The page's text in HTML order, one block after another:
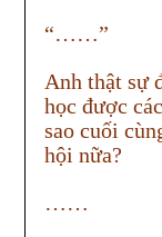
“……”
Anh thật sự
học được
sao cuối
hội nữa?
……